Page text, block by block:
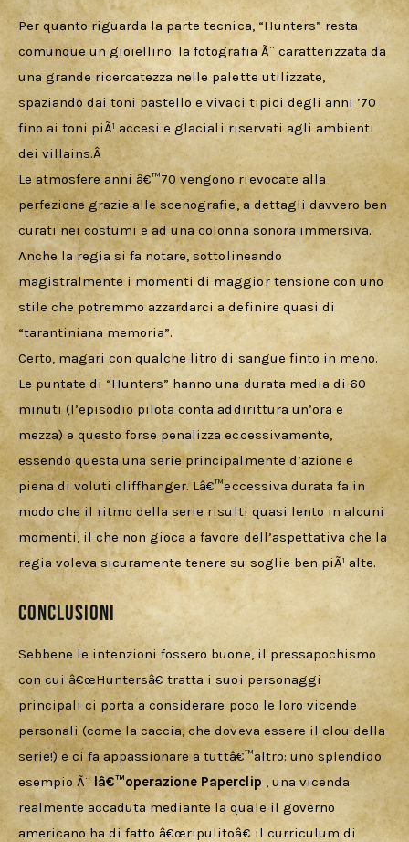
Per quanto riguarda la parte tecnica, “Hunters” resta
comunque un gioiellino: la fotografia Ã¨ caratterizzata da
una grande ricercatezza nelle palette utilizzate,
spaziando dai toni pastello e vivaci tipici degli anni ’70
fino ai toni piÃ¹ accesi e glaciali riservati agli ambienti
dei villains.Â
Le atmosfere anni â€™70 vengono rievocate alla
perfezione grazie alle scenografie, a dettagli davvero ben
curati nei costumi e ad una colonna sonora immersiva.
Anche la regia si fa notare, sottolineando
magistralmente i momenti di maggior tensione con uno
stile che potremmo azzardarci a definire quasi di
“tarantiniana memoria”.
Certo, magari con qualche litro di sangue finto in meno.
Le puntate di “Hunters” hanno una durata media di 60
minuti (l’episodio pilota conta addirittura un’ora e
mezza) e questo forse penalizza eccessivamente,
essendo questa una serie principalmente d’azione e
piena di voluti cliffhanger. Lâ€™eccessiva durata fa in
modo che il ritmo della serie risulti quasi lento in alcuni
momenti, il che non gioca a favore dell’aspettativa che la
regia voleva sicuramente tenere su soglie ben piÃ¹ alte.
Conclusioni
Sebbene le intenzioni fossero buone, il pressapochismo
con cui â€œHuntersâ€ tratta i suoi personaggi
principali ci porta a considerare poco le loro vicende
personali (come la caccia, che doveva essere il clou della
serie!) e ci fa appassionare a tuttâ€™altro: uno splendido
esempio Ã¨ lâ€™operazione Paperclip , una vicenda
realmente accaduta mediante la quale il governo
americano ha di fatto â€œripulitoâ€ il curriculum di